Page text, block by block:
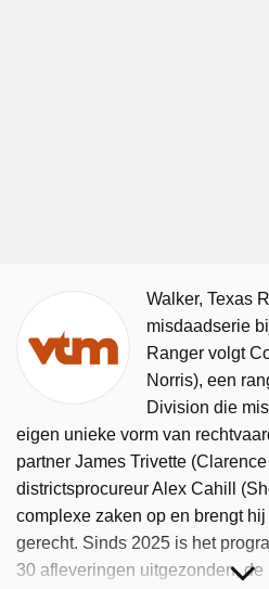
Walker, Texas
misdaadserie
Ranger volgt
Norris), een
Division die
eigen unieke vorm van
partner James Trivette
districtsprocureur Alex Cahill
complexe zaken op en brengt
gerecht. Sinds 2025 is het
30 afleveringen uitgezonden, de